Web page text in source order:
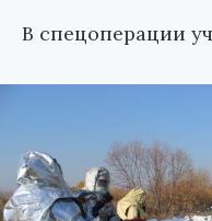
В спецоперации